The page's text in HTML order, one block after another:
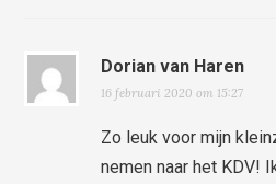
Dorian van Haren
16 februari 2020 om 15:27
Zo leuk voor mijn
nemen naar het KDV!